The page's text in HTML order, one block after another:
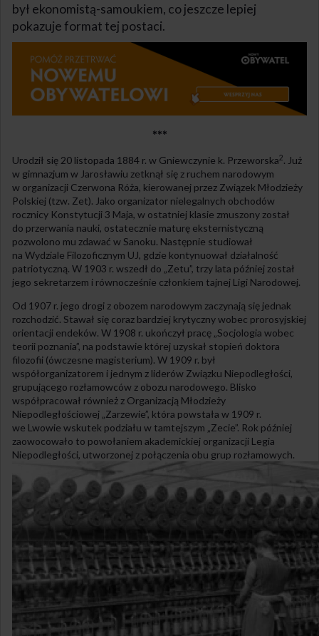
był ekonomistą-samoukiem, co jeszcze lepiej
pokazuje format tej postaci.
***
Urodził się 20 listopada 1884 r. w Gniewczynie k. Przeworska2. Już
w gimnazjum w Jarosławiu zetknął się z ruchem narodowym
w organizacji Czerwona Róża, kierowanej przez Związek Młodzieży
Polskiej (tzw. Zet). Jako organizator nielegalnych obchodów
rocznicy Konstytucji 3 Maja, w ostatniej klasie zmuszony został
do przerwania nauki, ostatecznie maturę eksternistyczną
pozwolono mu zdawać w Sanoku. Następnie studiował
na Wydziale Filozoficznym UJ, gdzie kontynuował działalność
patriotyczną. W 1903 r. wszedł do „Zetu”, trzy lata później został
jego sekretarzem i równocześnie członkiem tajnej Ligi Narodowej.
Od 1907 r. jego drogi z obozem narodowym zaczynają się jednak
rozchodzić. Stawał się coraz bardziej krytyczny wobec prorosyjskiej
orientacji endeków. W 1908 r. ukończył pracę „Socjologia wobec
teorii poznania”, na podstawie której uzyskał stopień doktora
filozofii (ówczesne magisterium). W 1909 r. był
współorganizatorem i jednym z liderów Związku Niepodległości,
grupującego rozłamowców z obozu narodowego. Blisko
współpracował również z Organizacją Młodzieży
Niepodległościowej „Zarzewie”, która powstała w 1909 r.
we Lwowie wskutek podziału w tamtejszym „Zecie”. Rok później
zaowocowało to powołaniem akademickiej organizacji Legia
Niepodległości, utworzonej z połączenia obu grup rozłamowych.